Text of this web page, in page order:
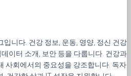
니다. 건강 정보, 운동, 영양, 정신 건강
이터 소개, 보안 등을 다룹니다. 건강과
사회에서의 중요성을 강조합니다. 독자